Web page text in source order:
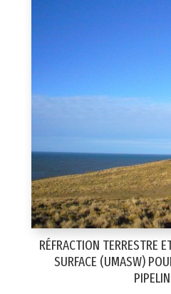
RÉFRACTION TERRESTRE
SURFACE (UMASW)